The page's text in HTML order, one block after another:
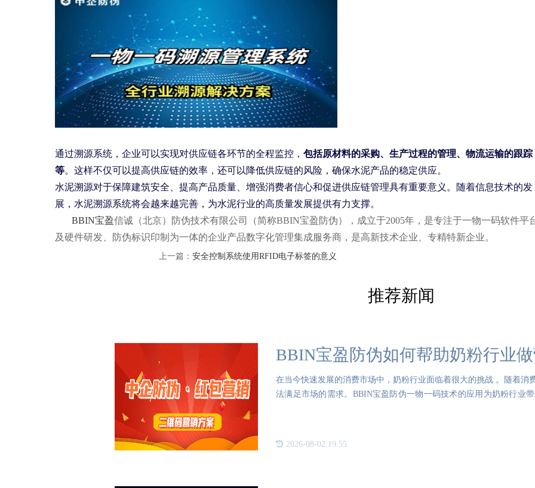
通过溯源系统，企业可以实现对供应链各环节的全程监控， 包括原材料的采购、生产过程的管理、物流运输的跟踪
等。这样不仅可以提高供应链的效率，还可以降低供应链的风险，确保水泥产品的稳定供应。
水泥溯源对于保障建筑安全、提高产品质量、增强消费者信心和促进供应链管理具有重要意义。随着信息技术的发
展，水泥溯源系统将会越来越完善，为水泥行业的高质量发展提供有力支撑。
BBIN宝盈信诚（北京）防伪技术有限公司（简称BBIN宝盈防伪），成立于2005年，是专注于一物一码软件平
及硬件研发、防伪标识印制为一体的企业产品数字化管理集成服务商，是高新技术企业、专精特新企业。
上一篇： 安全控制系统使用RFID电子标签的意义
推荐新闻
BBIN宝盈防伪如何帮助奶粉行业
在当今快速发展的消费市场中，奶粉行业面临着很大的挑战 。随着消
法满足市场的需求。BBIN宝盈防伪一物一码技术的应用为奶粉行业
2026-08-02 19:55